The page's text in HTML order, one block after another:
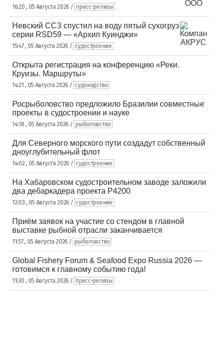
16:20 , 05 Августа 2026 / пресс-релизы
Невский ССЗ спустил на воду пятый сухогруз
серии RSD59 — «Архип Куинджи»
15:47 , 05 Августа 2026 / судостроение
Открыта регистрация на конференцию «Реки.
Круизы. Маршруты»
14:21 , 05 Августа 2026 / судоходство
Росрыболовство предложило Бразилии совместные
проекты в судостроении и науке
14:18 , 05 Августа 2026 / рыболовство
Для Северного морского пути создадут собственный
дноуглубительный флот
14:02 , 05 Августа 2026 / судостроение
На Хабаровском судостроительном заводе заложили
два дебаркадера проекта Р4200
12:03 , 05 Августа 2026 / судостроение
Приём заявок на участие со стендом в главной
выставке рыбной отрасли заканчивается
11:57 , 05 Августа 2026 / рыболовство
Global Fishery Forum & Seafood Expo Russia 2026 —
готовимся к главному событию года!
11:30 , 05 Августа 2026 / пресс-релизы